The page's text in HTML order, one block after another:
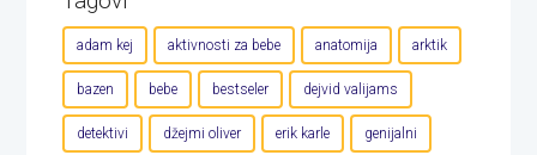
adam kej aktivnosti za bebe anatomija arktik
bazen bebe bestseler dejvid valijams
detektivi džejmi oliver erik karle genijalni